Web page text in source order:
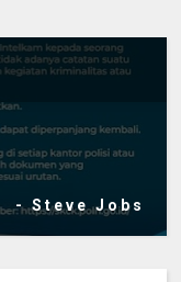
- Steve Jobs